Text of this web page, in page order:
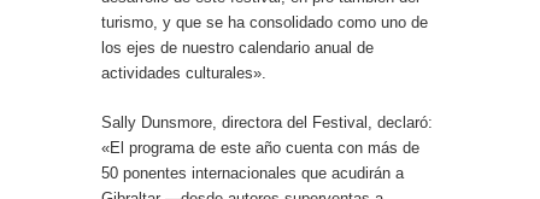
turismo, y que se ha consolidado como uno de
los ejes de nuestro calendario anual de
actividades culturales».
Sally Dunsmore, directora del Festival, declaró:
«El programa de este año cuenta con más de
50 ponentes internacionales que acudirán a